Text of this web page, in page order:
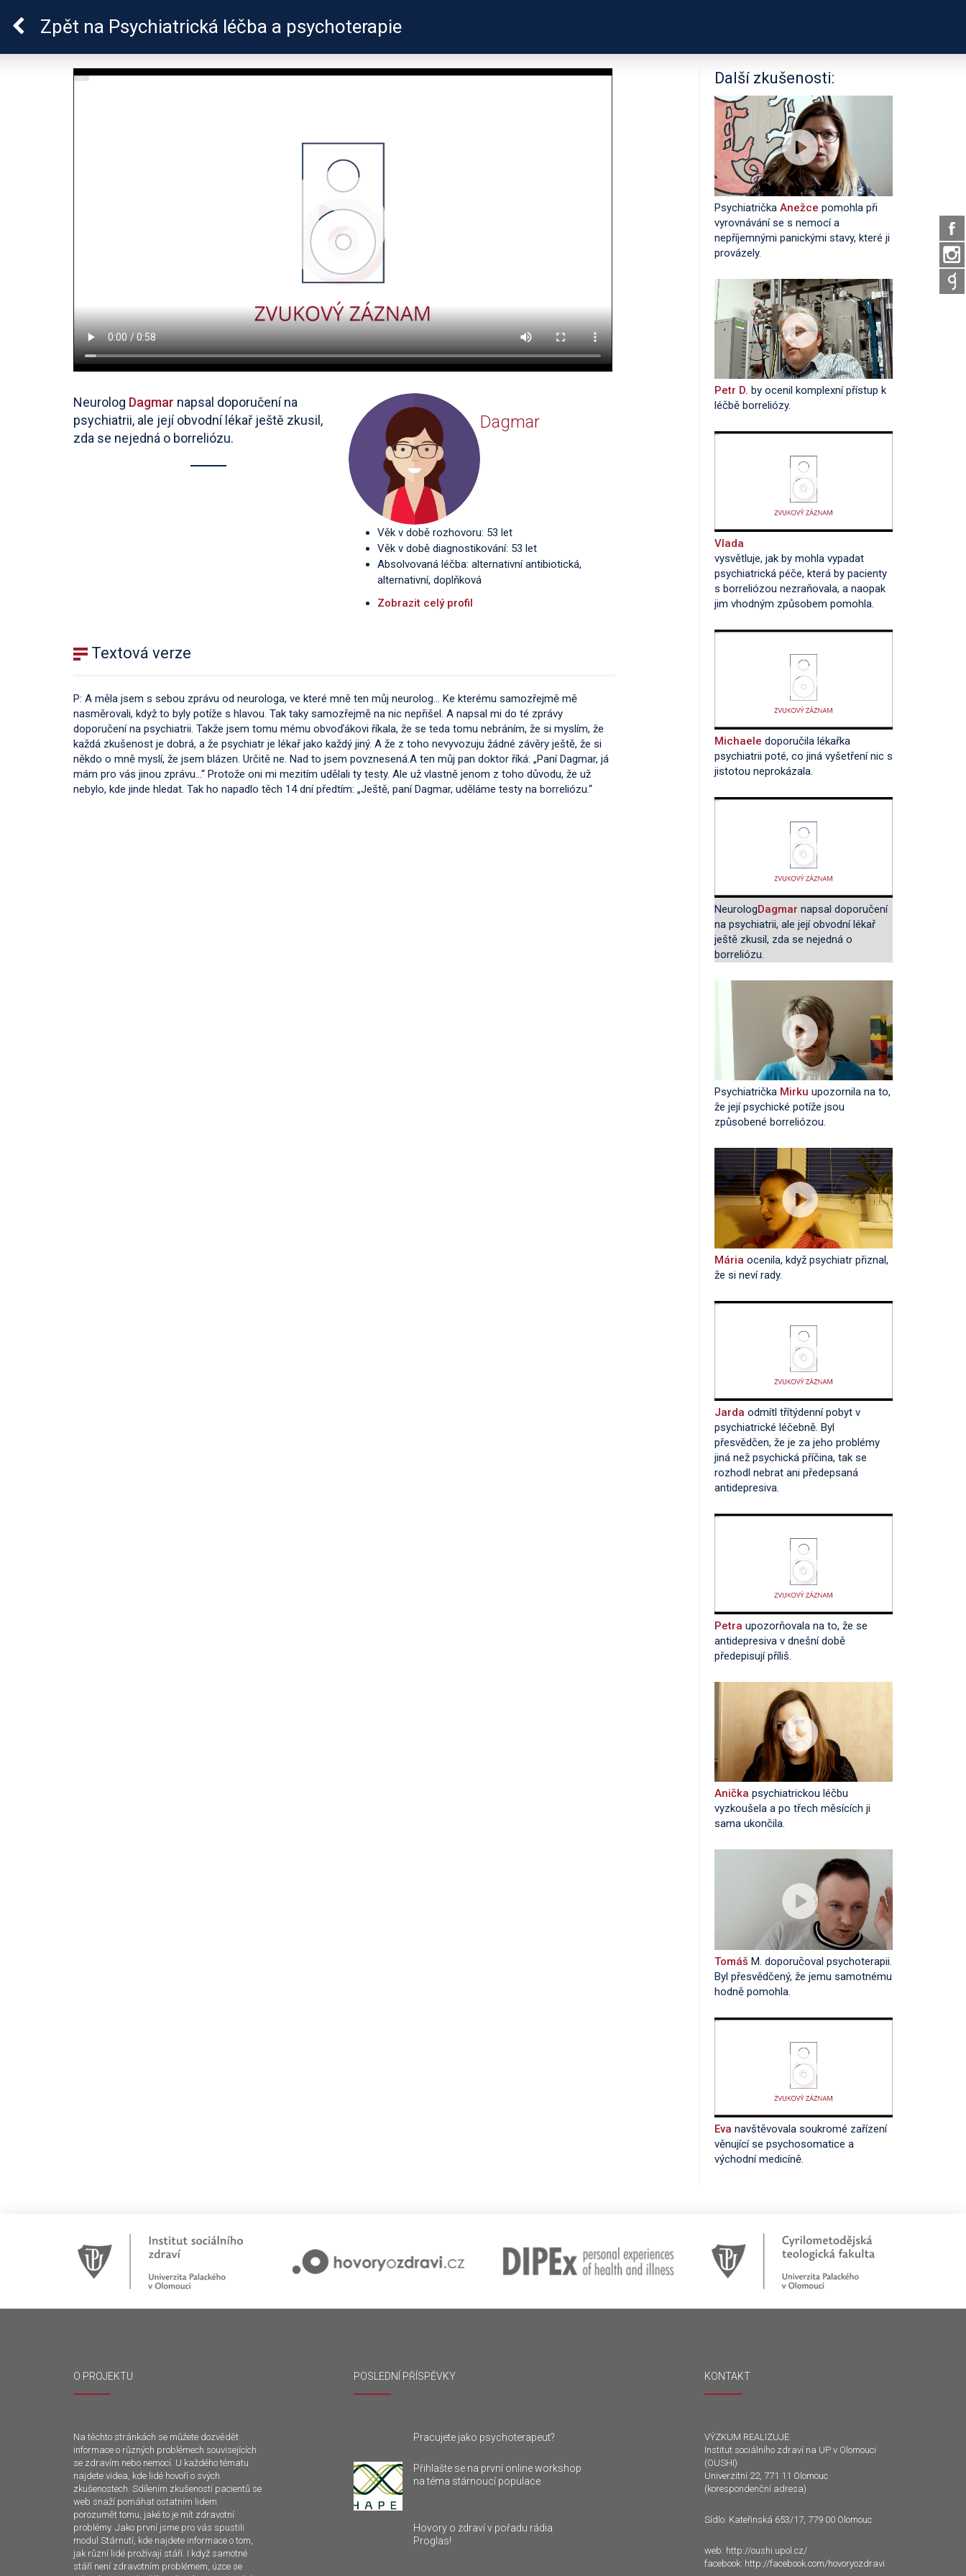
Lymeská borrelióza ZKUŠENOSTI
Zpět na Psychiatrická léčba a psychoterapie
Neurolog Dagmar napsal doporučení na
psychiatrii, ale její obvodní lékař ještě zkusil,
zda se nejedná o borreliózu.
Dagmar
Věk v době rozhovoru: 53 let
Věk v době diagnostikování: 53 let
Absolvovaná léčba: alternativní antibiotická,
alternativní, doplňková
Zobrazit celý profil
Textová verze
P: A měla jsem s sebou zprávu od neurologa, ve které mně ten můj neurolog… Ke kterému samozřejmě mě
nasměrovali, když to byly potíže s hlavou. Tak taky samozřejmě na nic nepřišel. A napsal mi do té zprávy
doporučení na psychiatrii. Takže jsem tomu mému obvoďákovi říkala, že se teda tomu nebráním, že si myslím, že
každá zkušenost je dobrá, a že psychiatr je lékař jako každý jiný. A že z toho nevyvozuju žádné závěry ještě, že si
někdo o mně myslí, že jsem blázen. Určitě ne. Nad to jsem povznesená.A ten můj pan doktor říká: „Paní Dagmar, já
mám pro vás jinou zprávu…“ Protože oni mi mezitím udělali ty testy. Ale už vlastně jenom z toho důvodu, že už
nebylo, kde jinde hledat. Tak ho napadlo těch 14 dní předtím: „Ještě, paní Dagmar, uděláme testy na borreliózu.“
Další zkušenosti:
Psychiatrička Anežce pomohla při
vyrovnávání se s nemocí a
nepříjemnými panickými stavy, které ji
provázely.
Petr D. by ocenil komplexní přístup k
léčbě borreliózy.
Vlada
vysvětluje, jak by mohla vypadat
psychiatrická péče, která by pacienty
s borreliózou nezraňovala, a naopak
jim vhodným způsobem pomohla.
Michaele doporučila lékařka
psychiatrii poté, co jiná vyšetření nic s
jistotou neprokázala.
NeurologDagmar napsal doporučení
na psychiatrii, ale její obvodní lékař
ještě zkusil, zda se nejedná o
borreliózu.
Psychiatrička Mirku upozornila na to,
že její psychické potíže jsou
způsobené borreliózou.
Mária ocenila, když psychiatr přiznal,
že si neví rady.
Jarda odmítl třítýdenní pobyt v
psychiatrické léčebně. Byl
přesvědčen, že je za jeho problémy
jiná než psychická příčina, tak se
rozhodl nebrat ani předepsaná
antidepresiva.
Petra upozorňovala na to, že se
antidepresiva v dnešní době
předepisují příliš.
Anička psychiatrickou léčbu
vyzkoušela a po třech měsících ji
sama ukončila.
Tomáš M. doporučoval psychoterapii.
Byl přesvědčený, že jemu samotnému
hodně pomohla.
Eva navštěvovala soukromé zařízení
věnující se psychosomatice a
východní medicíně.
O PROJEKTU
Na těchto stránkách se můžete dozvědět
informace o různých problémech souvisejících
se zdravím nebo nemocí. U každého tématu
najdete videa, kde lidé hovoří o svých
zkušenostech. Sdílením zkušeností pacientů se
web snaží pomáhat ostatním lidem
porozumět tomu, jaké to je mít zdravotní
problémy. Jako první jsme pro vás spustili
modul Stárnutí, kde najdete informace o tom,
jak různí lidé prožívají stáří. I když samotné
stáří není zdravotním problémem, úzce se
POSLEDNÍ PŘÍSPĚVKY
Pracujete jako psychoterapeut?
Přihlašte se na první online workshop
na téma stárnoucí populace
Hovory o zdraví v pořadu rádia
Proglas!
KONTAKT
VÝZKUM REALIZUJE
Institut sociálního zdraví na UP v Olomouci
(OUSHI)
Univerzitní 22, 771 11 Olomouc
(korespondenční adresa)
Sídlo: Kateřinská 653/17, 779 00 Olomouc
web: http://oushi.upol.cz/
facebook: http://facebook.com/hovoryozdravi